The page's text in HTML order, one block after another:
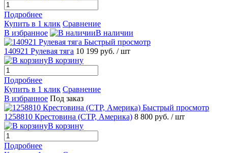
Подробнее
Купить в 1 клик Сравнение
В избранное
В наличии
Быстрый просмотр
140921 Рулевая тяга 10 199 руб. / шт
В корзину
Подробнее
Купить в 1 клик Сравнение
В избранное Под заказ
Быстрый просмотр
1258810 Крестовина (CTP, Америка) 8 800 руб. / шт
В корзину
Подробнее